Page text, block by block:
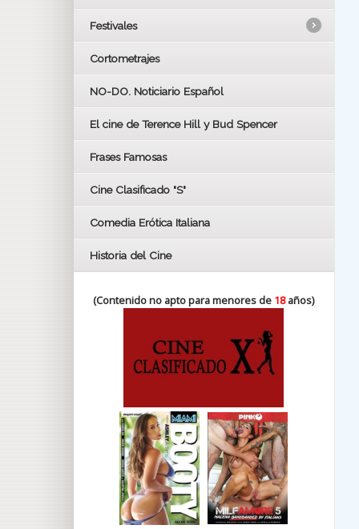
Festivales
LOS OSCARS
BAFTA
Cortometrajes
NO-DO. Noticiario Español
El cine de Terence Hill y Bud Spencer
Frases Famosas
Cine Clasificado "S"
Comedia Erótica Italiana
Historia del Cine
(Contenido no apto para menores de 18años)